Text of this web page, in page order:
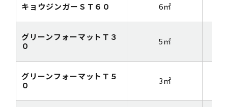
キョウジンガーＳＴ６０ 6㎡
グリーンフォーマットＴ３
０
5㎡
グリーンフォーマットＴ５
０
3㎡